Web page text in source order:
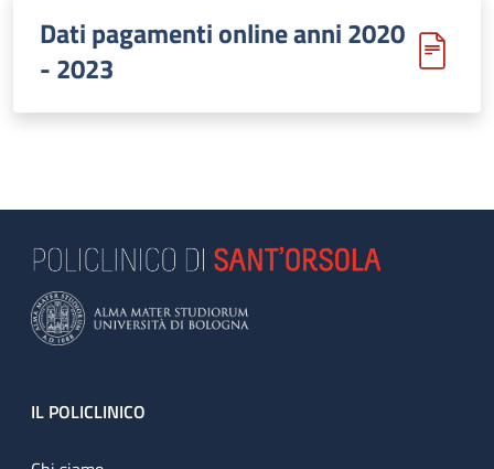
Dati pagamenti online anni 2020
- 2023
Footer
IL POLICLINICO